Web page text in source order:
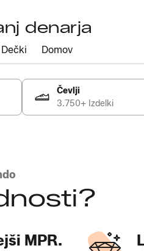
denarja
Dečki Domov
Čevlji
3.750+ Izdelki
MPR.